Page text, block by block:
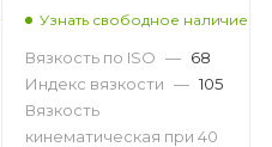
Узнать свободное наличие
Вязкость по ISO — 68
Индекс вязкости — 105
Вязкость
кинематическая при 40